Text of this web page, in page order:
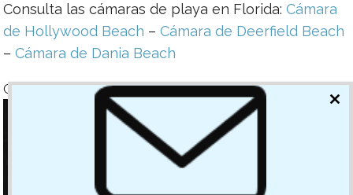
Consulta las cámaras de playa en Florida: Cámara
de Hollywood Beach – Cámara de Deerfield Beach
– Cámara de Dania Beach
Cámara de Surf